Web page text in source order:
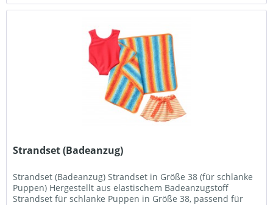
Strandset (Badeanzug)
Strandset (Badeanzug) Strandset in Größe 38 (für schlanke
Puppen) Hergestellt aus elastischem Badeanzugstoff
Strandset für schlanke Puppen in Größe 38, passend für